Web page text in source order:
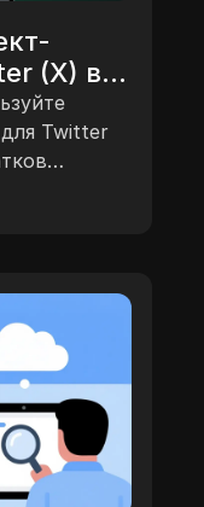
(X) в
банов
Twitter
топ-10